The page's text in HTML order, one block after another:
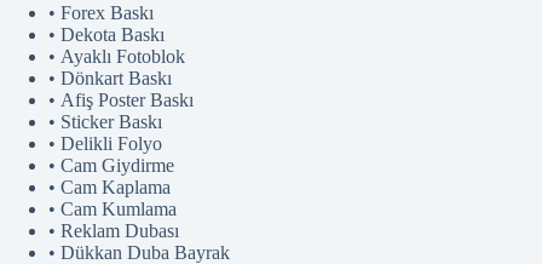
• Forex Baskı
• Dekota Baskı
• Ayaklı Fotoblok
• Dönkart Baskı
• Afiş Poster Baskı
• Sticker Baskı
• Delikli Folyo
• Cam Giydirme
• Cam Kaplama
• Cam Kumlama
• Reklam Dubası
• Dükkan Duba Bayrak